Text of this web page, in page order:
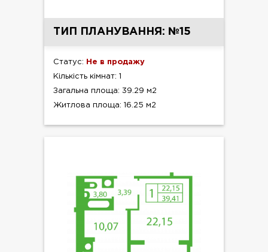
ТИП ПЛАНУВАННЯ: №15
Статус: Не в продажу
Кількість кімнат: 1
Загальна площа: 39.29 м2
Житлова площа: 16.25 м2